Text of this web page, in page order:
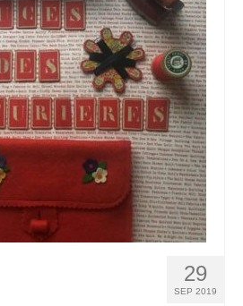
29
SEP 2019